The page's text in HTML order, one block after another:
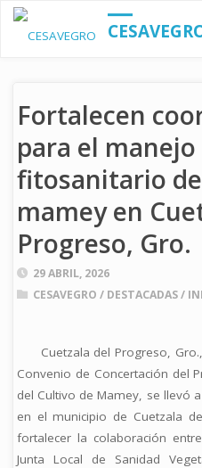
Fortalecen
para el manejo
fitosanitario
mamey en
Progreso, Gro.
29 ABRIL, 2026
CESAVEGRO / DESTACADAS/
Cuetzala del Progreso,
Convenio de Concertación del
del Cultivo de Mamey, se llevó
en el municipio de Cuetzala
fortalecer la colaboración
Junta Local de Sanidad